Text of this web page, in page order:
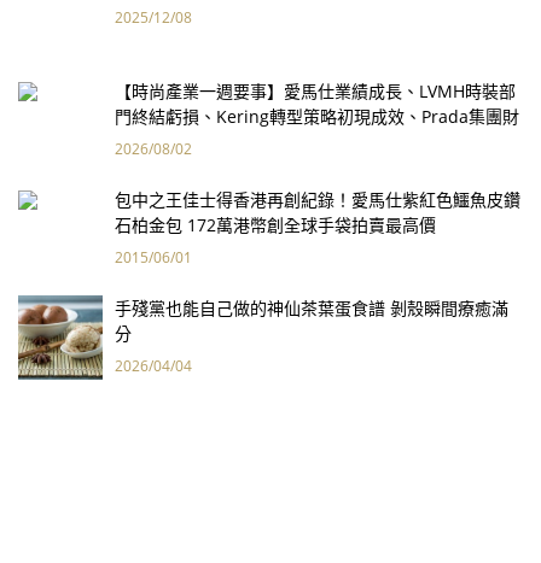
2025/12/08
【時尚產業一週要事】愛馬仕業績成長、LVMH時裝部
門終結虧損、Kering轉型策略初現成效、Prada集團財
報亮眼
2026/08/02
包中之王佳士得香港再創紀錄！愛馬仕紫紅色鱷魚皮鑽
石柏金包 172萬港幣創全球手袋拍賣最高價
2015/06/01
手殘黨也能自己做的神仙茶葉蛋食譜 剝殼瞬間療癒滿
分
2026/04/04